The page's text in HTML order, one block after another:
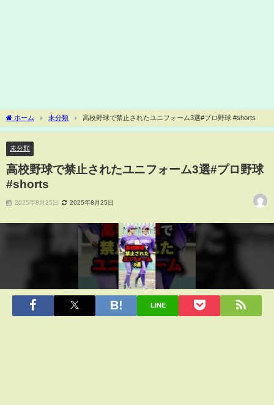
ホーム 未分類 高校野球で禁止されたユニフォーム3選#プロ野球 #shorts
未分類
高校野球で禁止されたユニフォーム3選#プロ野球
#shorts
2025年8月25日 2025年8月25日
LINE